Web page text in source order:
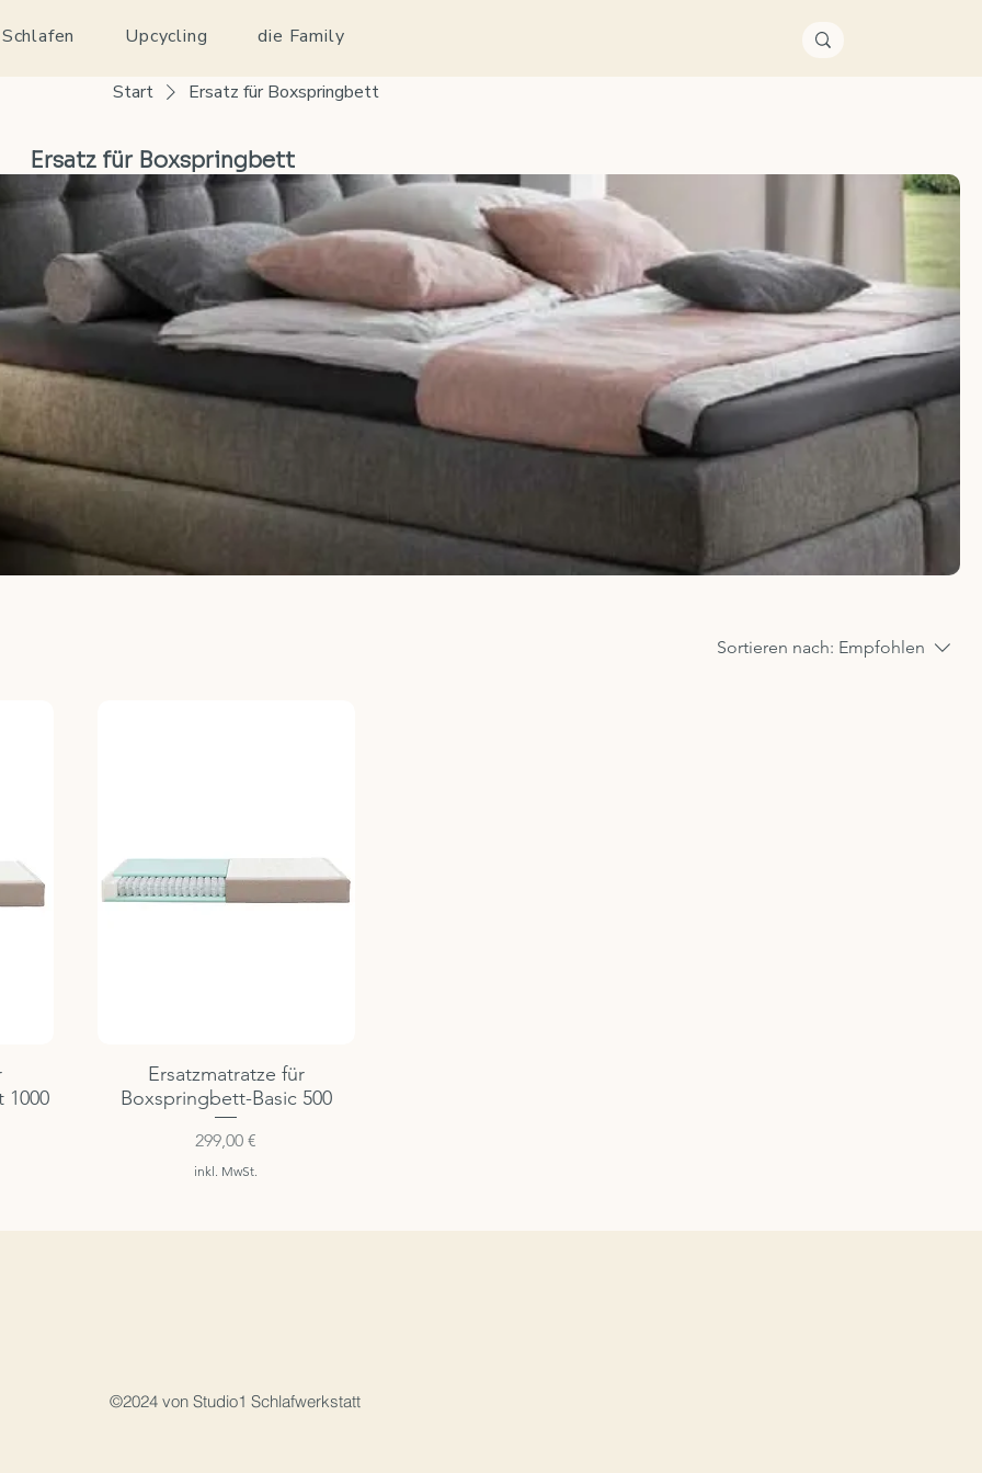
Upcycling die Family
Start Ersatz für Boxspringbett
Ersatz für Boxspringbett
Sortieren nach: Empfohlen
1000
Ersatzmatratze für
Boxspringbett-Basic 500
Preis
299,00 €
inkl. MwSt.
©2024 von Studio1 Schlafwerkstatt